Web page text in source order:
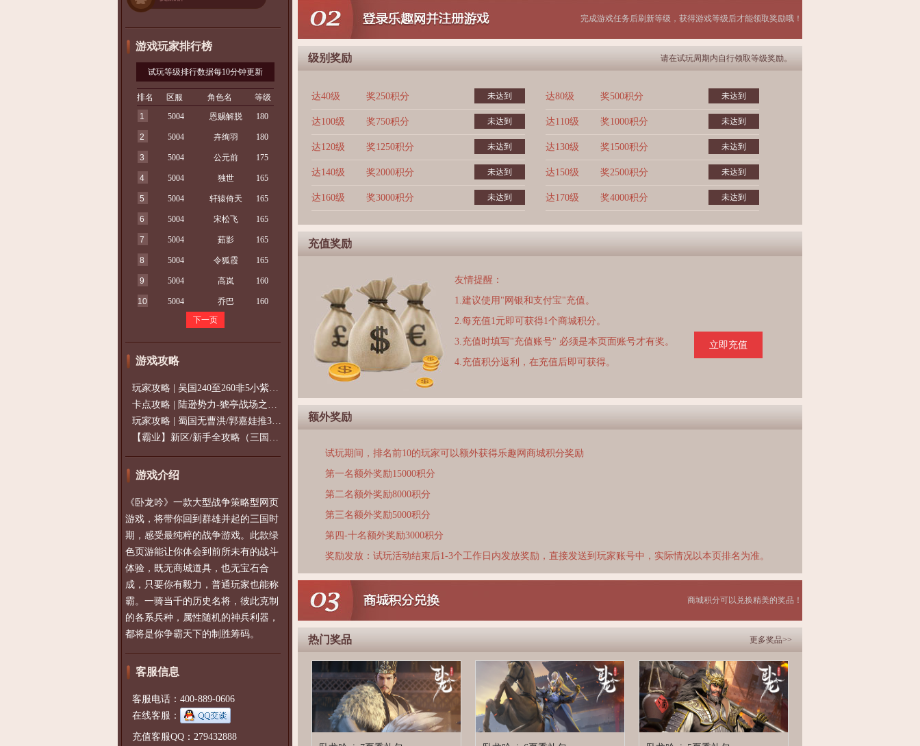
游戏玩家排行榜
试玩等级排行数据每10分钟更新
排名 区服 角色名
等级
1
5004 恩赐解脱 180
2 5004 卉绚羽 180
3 5004 公元前 175
4 5004 独世 165
5 5004 轩辕倚天 165
6 5004 宋松飞 165
7 5004 茹影 165
8 5004 令狐霞 165
9 5004 高岚 160
10 5004 乔巴
160
下一页
游戏攻略
玩家攻略 | 吴国240至260非5小紫过策免
卡点攻略 | 陆逊势力-猇亭战场之陆逊
玩家攻略 | 蜀国无曹洪/郭嘉娃推375级，
【霸业】新区/新手全攻略（三国通用）2
游戏介绍
《卧龙吟》一款大型战争策略型网页
游戏，将带你回到群雄并起的三国时
期，感受最纯粹的战争游戏。此款绿
色页游能让你体会到前所未有的战斗
体验，既无商城道具，也无宝石合
成，只要你有毅力，普通玩家也能称
霸。一骑当千的历史名将，彼此克制
的各系兵种，属性随机的神兵利器，
都将是你争霸天下的制胜筹码。
客服信息
客服电话：400-889-0606
在线客服：
充值客服QQ：279432888
完成游戏任务后刷新等级，获得游戏等级后才能领取奖励哦！
级别奖励 请在试玩周期内自行领取等级奖励。
达40级 奖250积分 未达到 达80级 奖500积分 未达到
达100级 奖750积分 未达到 达110级 奖1000积分 未达到
达120级 奖1250积分 未达到 达130级 奖1500积分 未达到
达140级 奖2000积分 未达到 达150级 奖2500积分 未达到
达160级 奖3000积分 未达到 达170级 奖4000积分 未达到
充值奖励
友情提醒：
1.建议使用"网银和支付宝"充值。
2.每充值1元即可获得1个商城积分。
3.充值时填写"充值账号" 必须是本页面账号才有奖。
4.充值积分返利，在充值后即可获得。
立即充值
额外奖励
试玩期间，排名前10的玩家可以额外获得乐趣网商城积分奖励
第一名额外奖励15000积分
第二名额外奖励8000积分
第三名额外奖励5000积分
第四-十名额外奖励3000积分
奖励发放：试玩活动结束后1-3个工作日内发放奖励，直接发送到玩家账号中，实际情况以本页排名为准。
商城积分可以兑换精美的奖品！
热门奖品 更多奖品>>